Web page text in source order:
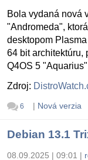
Bola vydaná nová
"Andromeda",
desktopom
64 bit architektúru,
Q4OS 5
Zdroj:
6 | Nová verzia
Debian 13.1
08.09.2025 | 09:01 |